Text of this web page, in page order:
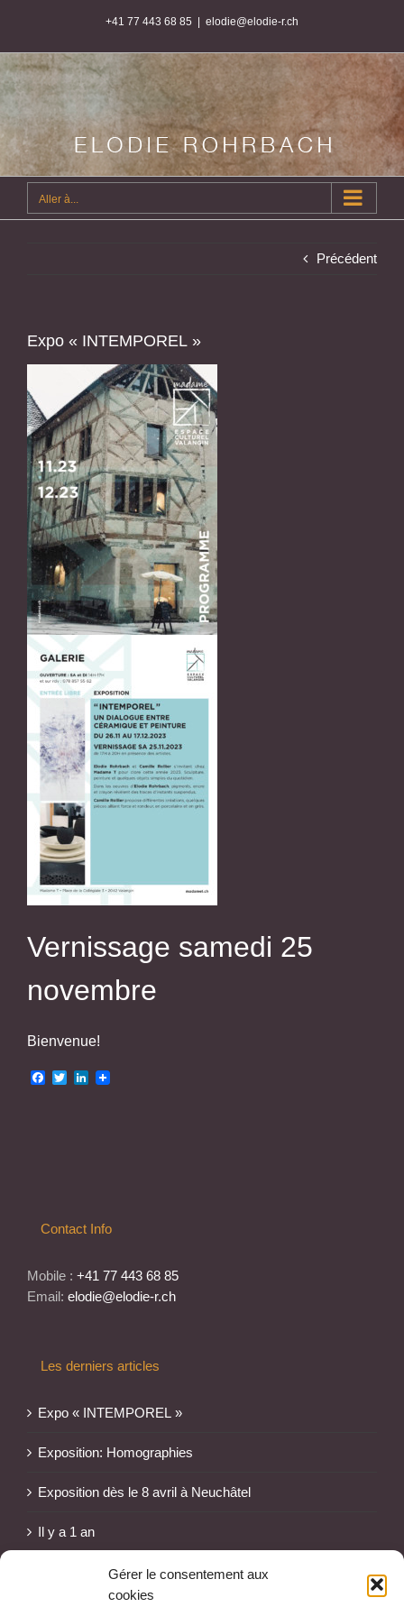
Gérer le consentement aux
cookies
contenu
+41 77 443 68 85 elodie@elodie-r.ch
Aller à...
Précédent
Expo « INTEMPOREL »
Vernissage samedi 25
novembre
Bienvenue!
Facebook
TwitterLinkedIn
Contact Info
Mobile : +41 77 443 68 85
Email: elodie@elodie-r.ch
Les derniers articles
Expo « INTEMPOREL »
Exposition: Homographies
Exposition dès le 8 avril à Neuchâtel
Il y a 1 an